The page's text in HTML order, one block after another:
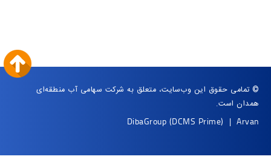
© تمامی حقوق این وب‌سایت، متعلق به شرکت سهامی آب منطقه‌ای
همدان است.
DibaGroup (DCMS Prime) |Arvan